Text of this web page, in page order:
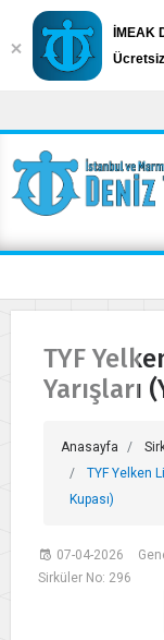
TYF
Yarışları
Anasayfa
TYF Yelken
Kupası)
07-04-2026
Sirküler No: 296
İMEAK